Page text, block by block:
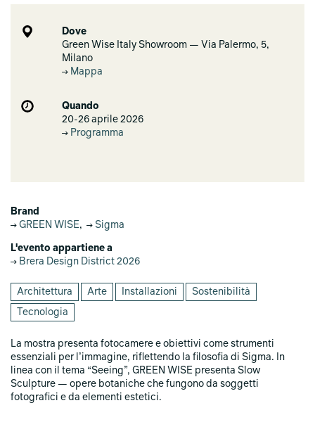
Dove
Green Wise Italy Showroom — Via Palermo, 5,
Milano
Mappa
Quando
20-26 aprile 2026
Programma
Brand
GREEN WISE, Sigma
L'evento appartiene a
Brera Design District 2026
Architettura Arte Installazioni Sostenibilità
Tecnologia
La mostra presenta fotocamere e obiettivi come strumenti
essenziali per l’immagine, riflettendo la filosofia di Sigma. In
linea con il tema “Seeing”, GREEN WISE presenta Slow
Sculpture — opere botaniche che fungono da soggetti
fotografici e da elementi estetici.